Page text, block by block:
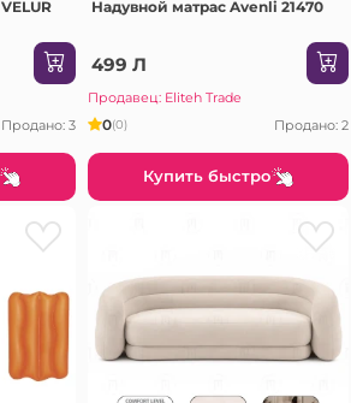
Продано: 3
Надувной матрас Avenli 21470
499 Л
Продавец: Eliteh Trade
0(0) Продано: 2
Купить быстро